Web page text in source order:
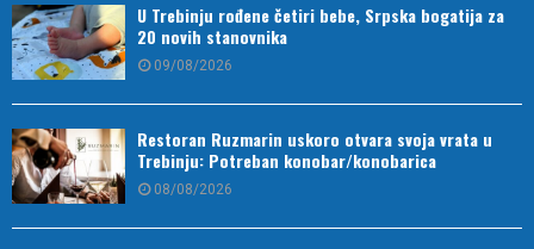
U Trebinju rođene četiri bebe, Srpska bogatija za
20 novih stanovnika
09/08/2026
Restoran Ruzmarin uskoro otvara svoja vrata u
Trebinju: Potreban konobar/konobarica
08/08/2026